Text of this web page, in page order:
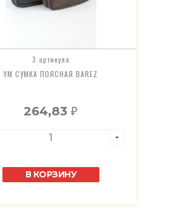
3 артикула
YM СУМКА ПОЯСНАЯ BAREZ
264,83₽
В КОРЗИНУ